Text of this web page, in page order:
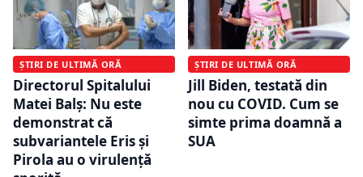
ȘTIRI DE ULTIMĂ ORĂ
Directorul Spitalului
Matei Balș: Nu este
demonstrat că
subvariantele Eris şi
Pirola au o virulenţă
ȘTIRI DE ULTIMĂ ORĂ
Jill Biden, testată din
nou cu COVID. Cum se
simte prima doamnă a
SUA